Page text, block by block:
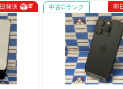
中古Cランク 即日発送